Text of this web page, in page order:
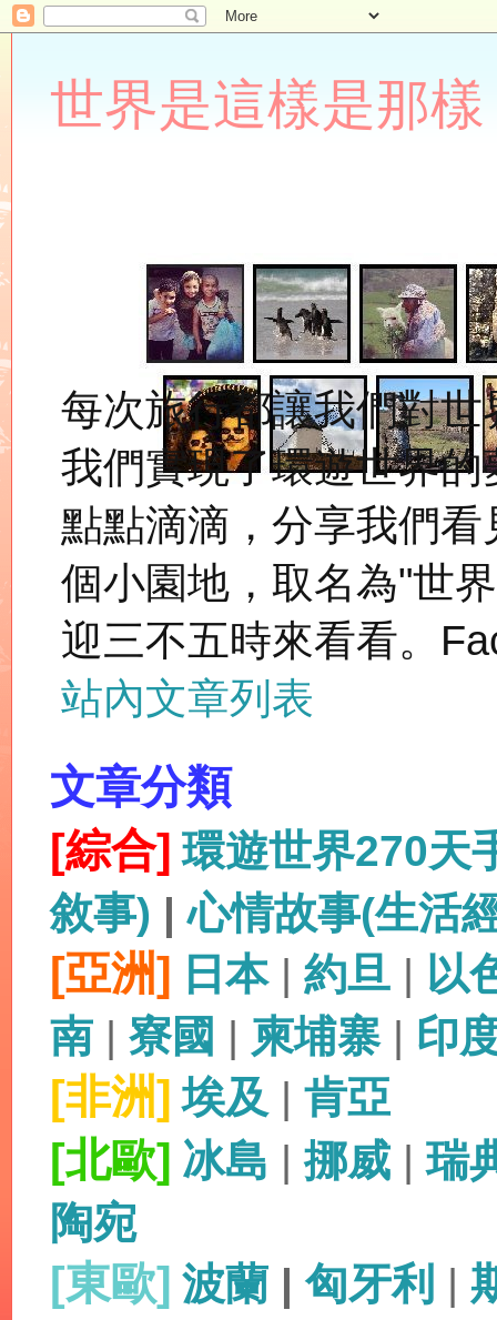
世界是這樣是那樣
每次旅行都讓我們對
我們實現了環遊世界
點點滴滴，分享我們
個小園地，取名為"世
迎三不五時來看看。
站內文章列表
文章分類
[綜合] 環遊世界270天
敘事) |心情故事(生活
[亞洲] 日本| 約旦 | 以
南 | 寮國 | 柬埔寨| 印
[非洲] 埃及 | 肯亞
[北歐] 冰島 |挪威 |瑞
陶宛
[東歐] 波蘭 | 匈牙利 |